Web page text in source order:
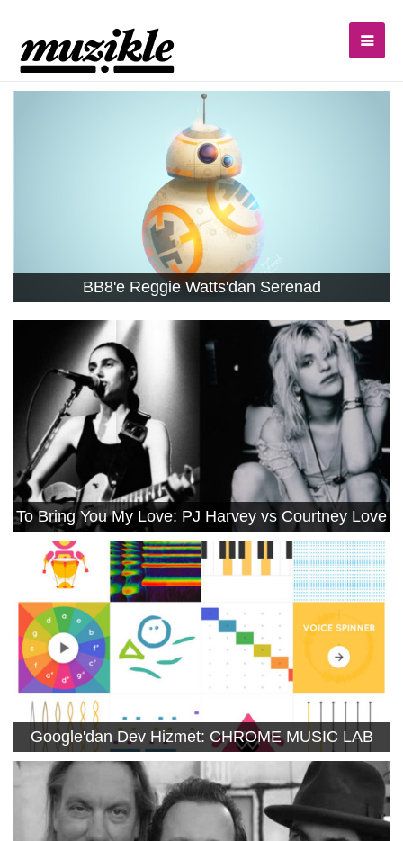
BB8'e Reggie Watts'dan Serenad
To Bring You My Love: PJ Harvey vs Courtney Love
Google'dan Dev Hizmet: CHROME MUSIC LAB